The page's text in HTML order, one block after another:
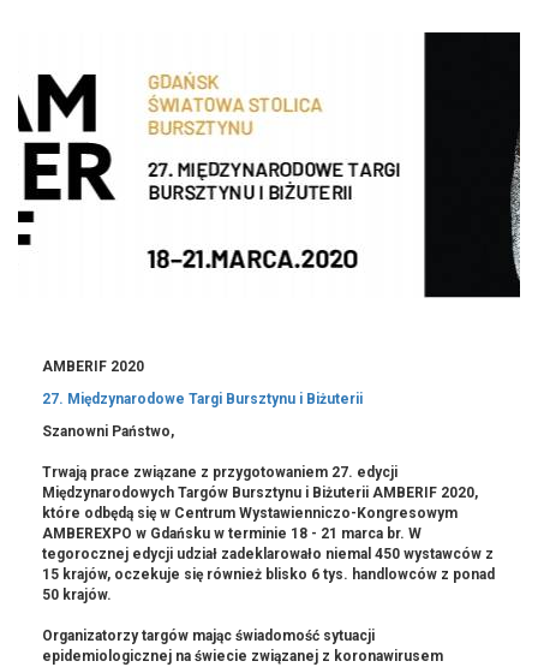
AMBERIF 2020
27. Międzynarodowe Targi Bursztynu i Biżuterii
Szanowni Państwo,
Trwają prace związane z przygotowaniem 27. edycji
Międzynarodowych Targów Bursztynu i Biżuterii AMBERIF 2020,
które odbędą się w Centrum Wystawienniczo-Kongresowym
AMBEREXPO w Gdańsku w terminie 18 - 21 marca br. W
tegorocznej edycji udział zadeklarowało niemal 450 wystawców z
15 krajów, oczekuje się również blisko 6 tys. handlowców z ponad
50 krajów.
Organizatorzy targów mając świadomość sytuacji
epidemiologicznej na świecie związanej z koronawirusem